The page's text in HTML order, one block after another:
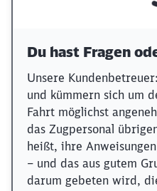
Du hast Fragen
Unsere
und kümmern sich um
Fahrt möglichst
das Zugpersonal
heißt, ihre
– und das aus gutem
darum gebeten wird,